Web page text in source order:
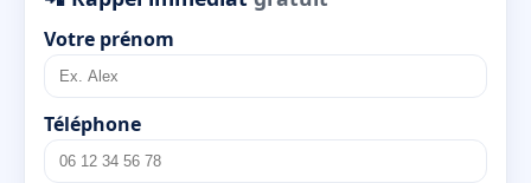
Votre prénom
Téléphone